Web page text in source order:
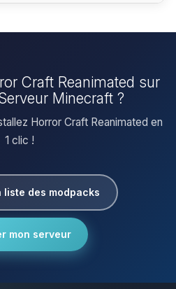
Craft Reanimated sur
Minecraft ?
Horror Craft Reanimated en
1 clic !
liste des modpacks
mon serveur